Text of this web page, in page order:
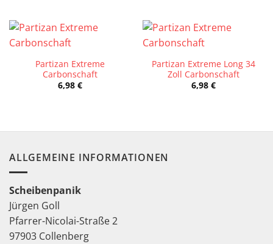
Partizan Extreme
Carbonschaft
6,98 €
Partizan Extreme Long 34
Zoll Carbonschaft
6,98 €
ALLGEMEINE INFORMATIONEN
Scheibenpanik
Jürgen Goll
Pfarrer-Nicolai-Straße 2
97903 Collenberg